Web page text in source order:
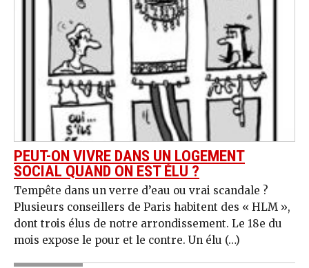
PEUT-ON VIVRE DANS UN LOGEMENT
SOCIAL QUAND ON EST ÉLU ?
Tempête dans un verre d’eau ou vrai scandale ?
Plusieurs conseillers de Paris habitent des « HLM »,
dont trois élus de notre arrondissement. Le 18e du
mois expose le pour et le contre. Un élu (…)